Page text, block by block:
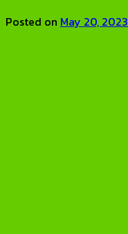
Posted on May 20, 2023